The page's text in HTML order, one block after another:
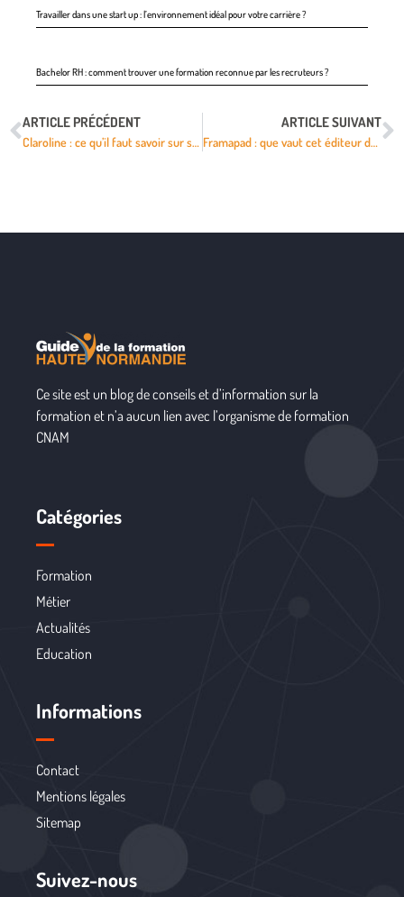
Travailler dans une start up : l’environnement idéal pour votre carrière ?
Bachelor RH : comment trouver une formation reconnue par les recruteurs ?
ARTICLE PRÉCÉDENT
Claroline : ce qu’il faut savoir sur ses espaces de cours en ligne
ARTICLE SUIVANT
Framapad : que vaut cet éditeur de texte collaboratif ?
Ce site est un blog de conseils et d’information sur la
formation et n’a aucun lien avec l’organisme de formation
CNAM
Catégories
Formation
Métier
Actualités
Education
Informations
Contact
Mentions légales
Sitemap
Suivez-nous